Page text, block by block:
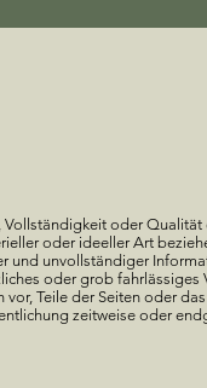
oder
oder ideeller Art
unvollständiger
oder grob
Teile der Seiten oder
zeitweise oder